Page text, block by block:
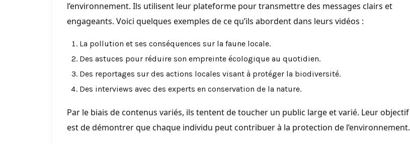
l’environnement. Ils utilisent leur plateforme pour transmettre des messages clairs et
engageants. Voici quelques exemples de ce qu’ils abordent dans leurs vidéos :
La pollution et ses conséquences sur la faune locale.
Des astuces pour réduire son empreinte écologique au quotidien.
Des reportages sur des actions locales visant à protéger la biodiversité.
Des interviews avec des experts en conservation de la nature.
Par le biais de contenus variés, ils tentent de toucher un public large et varié. Leur objectif
est de démontrer que chaque individu peut contribuer à la protection de l’environnement.